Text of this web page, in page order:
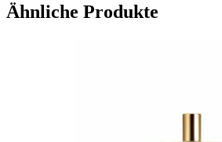
Ähnliche Produkte